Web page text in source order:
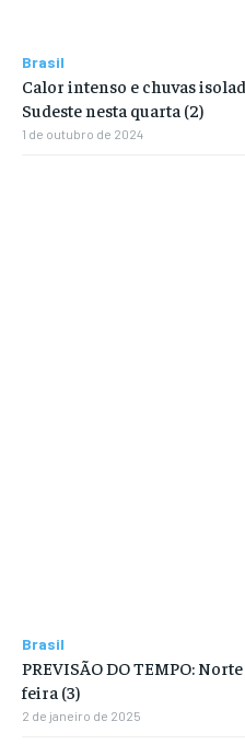
Brasil
Calor intenso e chuvas
Sudeste nesta quarta (2)
1 de outubro de 2024
Brasil
PREVISÃO DO TEMPO:
feira (3)
2 de janeiro de 2025